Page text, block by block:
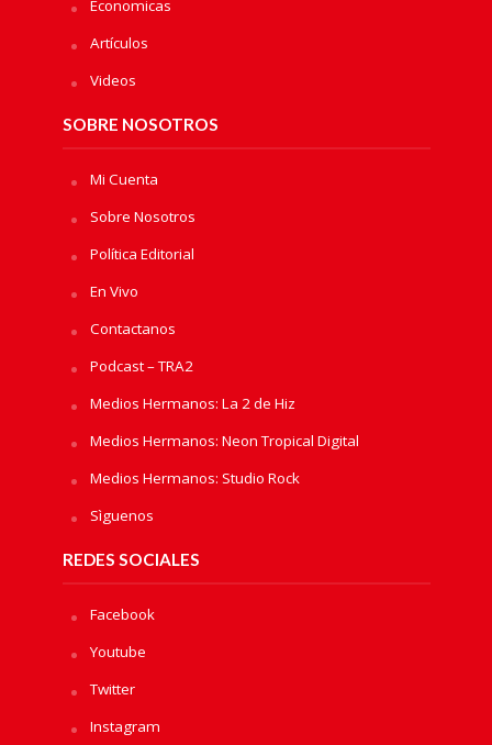
Economicas
Artículos
Videos
SOBRE NOSOTROS
Mi Cuenta
Sobre Nosotros
Política Editorial
En Vivo
Contactanos
Podcast – TRA2
Medios Hermanos: La 2 de Hiz
Medios Hermanos: Neon Tropical Digital
Medios Hermanos: Studio Rock
Sìguenos
REDES SOCIALES
Facebook
Youtube
Twitter
Instagram